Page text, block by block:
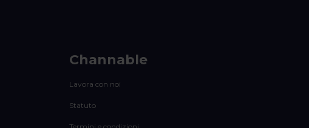
Channable
Lavora con noi
Statuto